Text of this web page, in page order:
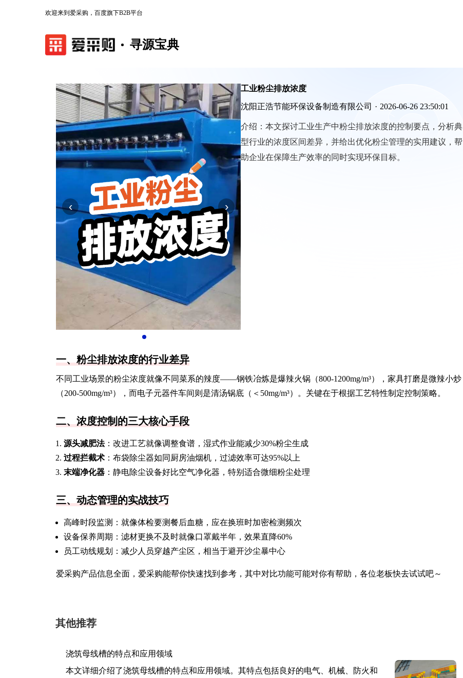
欢迎来到爱采购，百度旗下B2B平台
寻源宝典
‹ ›
工业粉尘排放浓度
沈阳正浩节能环保设备制造有限公司 · 2026-06-26 23:50:01
介绍： 本文探讨工业生产中粉尘排放浓度的控制要点，分析典
型行业的浓度区间差异，并给出优化粉尘管理的实用建议，帮
助企业在保障生产效率的同时实现环保目标。
一、粉尘排放浓度的行业差异
不同工业场景的粉尘浓度就像不同菜系的辣度——钢铁冶炼是爆辣火锅（800-1200mg/m³），家具打磨是微辣小炒
（200-500mg/m³），而电子元器件车间则是清汤锅底（＜50mg/m³）。关键在于根据工艺特性制定控制策略。
二、浓度控制的三大核心手段
源头减肥法：改进工艺就像调整食谱，湿式作业能减少30%粉尘生成
过程拦截术 ：布袋除尘器如同厨房油烟机，过滤效率可达95%以上
末端净化器 ：静电除尘设备好比空气净化器，特别适合微细粉尘处理
三、动态管理的实战技巧
高峰时段监测：就像体检要测餐后血糖，应在换班时加密检测频次
设备保养周期：滤材更换不及时就像口罩戴半年，效果直降60%
员工动线规划：减少人员穿越产尘区，相当于避开沙尘暴中心
爱采购产品信息全面，爱采购能帮你快速找到参考，其中对比功能可能对你有帮助，各位老板快去试试吧～
其他推荐
浇筑母线槽的特点和应用领域
本文详细介绍了浇筑母线槽的特点和应用领域。其特点包括良好的电气、机械、防火和